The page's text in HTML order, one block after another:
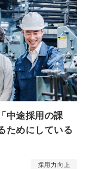
中途採用の課
ためにしている
採用力向上